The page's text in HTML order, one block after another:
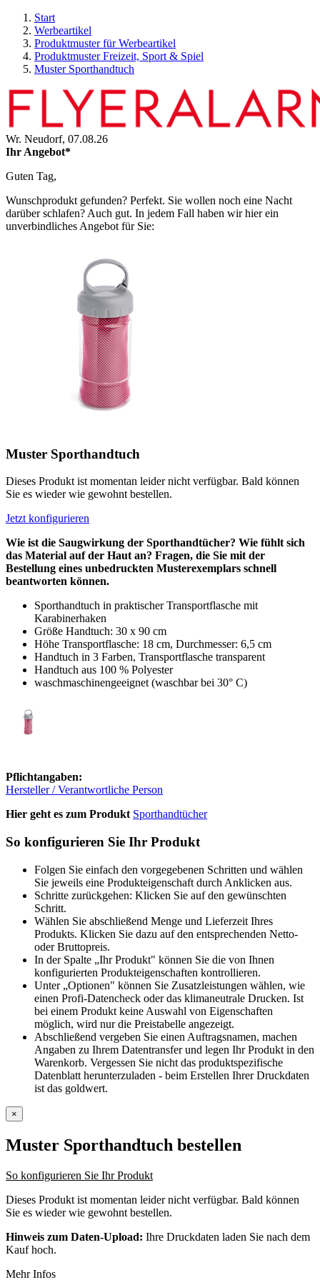
Start
Werbeartikel
Produktmuster für Werbeartikel
Produktmuster Freizeit, Sport & Spiel
Muster Sporthandtuch
Wr. Neudorf, 07.08.26
Ihr Angebot*
Guten Tag,
Wunschprodukt gefunden? Perfekt. Sie wollen noch eine Nacht
darüber schlafen? Auch gut. In jedem Fall haben wir hier ein
unverbindliches Angebot für Sie:
Muster Sporthandtuch
Dieses Produkt ist momentan leider nicht verfügbar. Bald können
Sie es wieder wie gewohnt bestellen.
Jetzt konfigurieren
Wie ist die Saugwirkung der Sporthandtücher? Wie fühlt sich
das Material auf der Haut an? Fragen, die Sie mit der
Bestellung eines unbedruckten Musterexemplars schnell
beantworten können.
Sporthandtuch in praktischer Transportflasche mit
Karabinerhaken
Größe Handtuch: 30 x 90 cm
Höhe Transportflasche: 18 cm, Durchmesser: 6,5 cm
Handtuch in 3 Farben, Transportflasche transparent
Handtuch aus 100 % Polyester
waschmaschinengeeignet (waschbar bei 30° C)
Pflichtangaben:
Hersteller / Verantwortliche Person
Hier geht es zum Produkt Sporthandtücher
So konfigurieren Sie Ihr Produkt
Folgen Sie einfach den vorgegebenen Schritten und wählen
Sie jeweils eine Produkteigenschaft durch Anklicken aus.
Schritte zurückgehen: Klicken Sie auf den gewünschten
Schritt.
Wählen Sie abschließend Menge und Lieferzeit Ihres
Produkts. Klicken Sie dazu auf den entsprechenden Netto-
oder Bruttopreis.
In der Spalte „Ihr Produkt" können Sie die von Ihnen
konfigurierten Produkteigenschaften kontrollieren.
Unter „Optionen" können Sie Zusatzleistungen wählen, wie
einen Profi-Datencheck oder das klimaneutrale Drucken. Ist
bei einem Produkt keine Auswahl von Eigenschaften
möglich, wird nur die Preistabelle angezeigt.
Abschließend vergeben Sie einen Auftragsnamen, machen
Angaben zu Ihrem Datentransfer und legen Ihr Produkt in den
Warenkorb. Vergessen Sie nicht das produktspezifische
Datenblatt herunterzuladen - beim Erstellen Ihrer Druckdaten
ist das goldwert.
×
Muster Sporthandtuch bestellen
So konfigurieren Sie Ihr Produkt
Dieses Produkt ist momentan leider nicht verfügbar. Bald können
Sie es wieder wie gewohnt bestellen.
Hinweis zum Daten-Upload: Ihre Druckdaten laden Sie nach dem
Kauf hoch.
Mehr Infos